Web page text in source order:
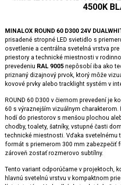
4500K
MINALOX ROUND 60 D300 24V
prisadené stropné LED svietidlo s
osvetlenie a centrálna svetelná vrstva
priestory a technické miestnosti v
prevedeniu RAL 9005 nepôsobí iba ako
priznaný dizajnový prvok, ktorý môže
kovové prvky alebo tracklight systém v
ROUND 60 D300 v čiernom prevedení je
60 s výraznejším vizuálnym charakterom.
hodí do priestorov s menšou plochou
chodby, toalety, šatníky, vstupné časti
technické miestnosti. Vďaka svetelnému
formát s priemerom 300 mm zabezpečiť
zároveň zostať rozmerovo subtílny.
Tento variant odporúčame v projektoch,
hlavnú svetelnú vrstvu v kompaktnom